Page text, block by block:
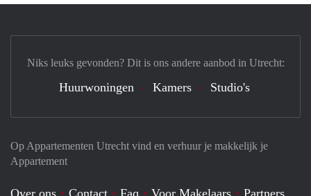
Op Appartementen Utrecht vind en verhuur je makkelijk je
Appartement
Over ons Contact Faq Voor Makelaars Partners
Niks leuks gevonden? Dit is ons andere aanbod in Utrecht:
Huurwoningen Kamers Studio's